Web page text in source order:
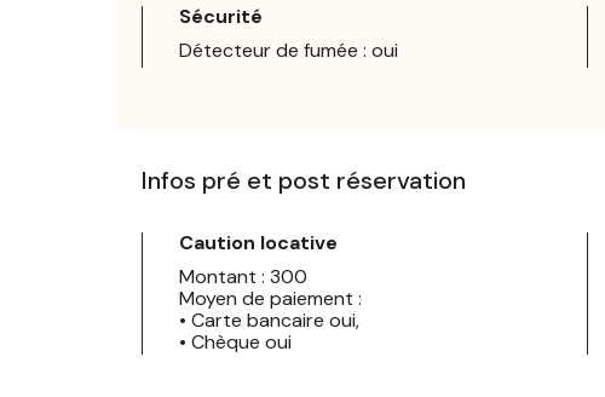
Sécurité
Détecteur de fumée : oui
Infos pré et post réservation
Caution locative
Montant : 300
Moyen de paiement :
• Carte bancaire oui,
• Chèque oui